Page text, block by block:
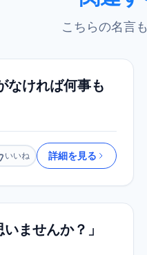
こちらの名言
なければ何事も
いいね
いいね 詳細を見る
ませんか？」